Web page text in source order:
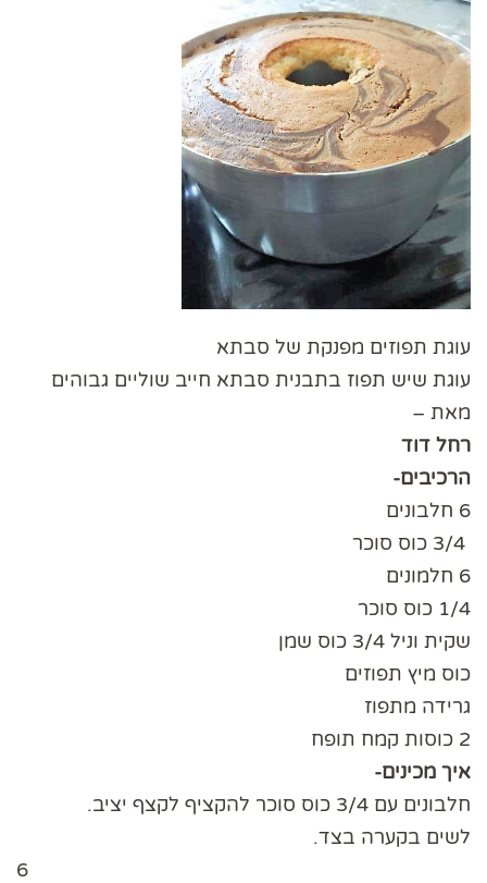
עוגת תפוזים מפנקת של סבתא
עוגת שיש תפוז בתבנית סבתא חייב שוליים גבוהים
מאת –
רחל דוד
הרכיבים-
6 חלבונים
6 חלמונים
1/4 כוס סוכר
שקית וניל 3/4 כוס שמן
כוס מיץ תפוזים
גרידה מתפוז
2 כוסות קמח תופח
איך מכינים-
חלבונים עם 3/4 כוס סוכר להקציף לקצף יציב.
לשים בקערה בצד.
6